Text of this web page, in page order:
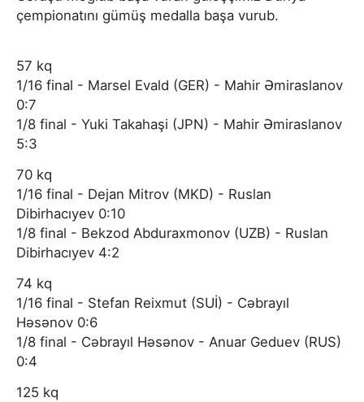
çempionatını gümüş medalla başa vurub.
57 kq
1/16 final - Marsel Evald (GER) - Mahir Əmiraslanov
0:7
1/8 final - Yuki Takahaşi (JPN) - Mahir Əmiraslanov
5:3
70 kq
1/16 final - Dejan Mitrov (MKD) - Ruslan
Dibirhacıyev 0:10
1/8 final - Bekzod Abduraxmonov (UZB) - Ruslan
Dibirhacıyev 4:2
74 kq
1/16 final - Stefan Reixmut (SUİ) - Cəbrayıl
Həsənov 0:6
1/8 final - Cəbrayıl Həsənov - Anuar Geduev (RUS)
0:4
125 kq